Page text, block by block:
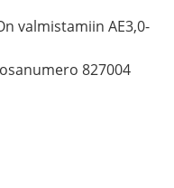
valmistamiin AE3,0-
827004